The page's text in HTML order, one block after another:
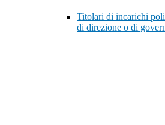
Titolari di incarichi
di direzione o di